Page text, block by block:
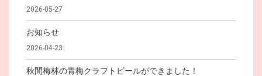
2026-05-27
お知らせ
2026-04-23
秋間梅林の青梅クラフトビールができました！